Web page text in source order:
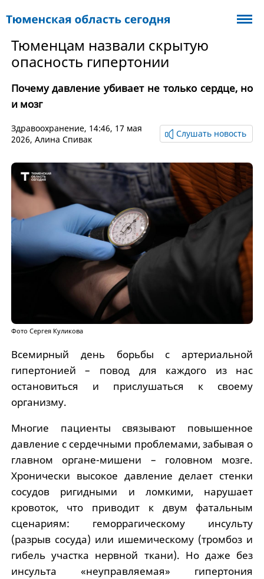
Тюменцам назвали скрытую
опасность гипертонии
Почему давление убивает не только сердце, но
и мозг
Здравоохранение, 14:46, 17 мая
2026, Алина Спивак
Слушать новость
Фото Сергея Куликова
Всемирный день борьбы с артериальной
гипертонией – повод для каждого из нас
остановиться и прислушаться к своему
организму.
Многие пациенты связывают повышенное
давление с сердечными проблемами, забывая о
главном органе-мишени – головном мозге.
Хронически высокое давление делает стенки
сосудов ригидными и ломкими, нарушает
кровоток, что приводит к двум фатальным
сценариям: геморрагическому инсульту
(разрыв сосуда) или ишемическому (тромбоз и
гибель участка нервной ткани). Но даже без
инсульта «неуправляемая» гипертония